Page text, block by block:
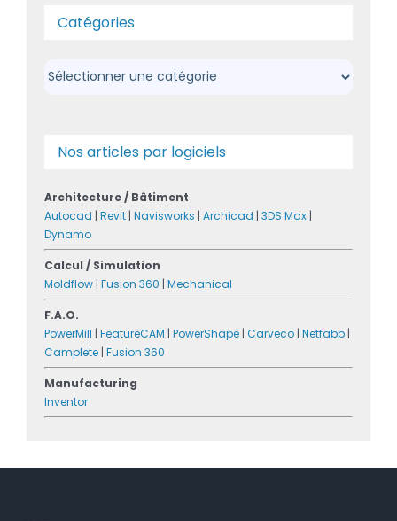
Catégories
Catégories
Nos articles par logiciels
Architecture / Bâtiment
Autocad | Revit | Navisworks | Archicad | 3DS Max |
Dynamo
Calcul / Simulation
Moldflow | Fusion 360 | Mechanical
F.A.O.
PowerMill | FeatureCAM | PowerShape | Carveco | Netfabb |
Camplete | Fusion 360
Manufacturing
Inventor